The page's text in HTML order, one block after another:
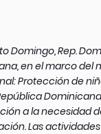
Domingo, Rep.
en el marco
Protección de
a la necesidad
Las